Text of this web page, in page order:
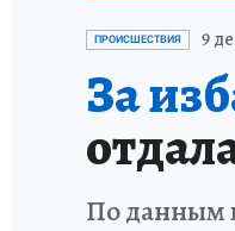
87
ПРОИСШЕСТВИЯ 9
За
По данным